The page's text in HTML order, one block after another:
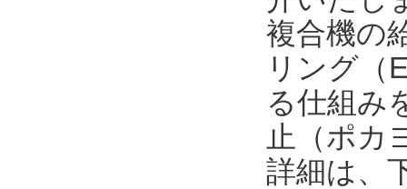
複合機の
リング（
る仕組み
止（ポカ
詳細は、